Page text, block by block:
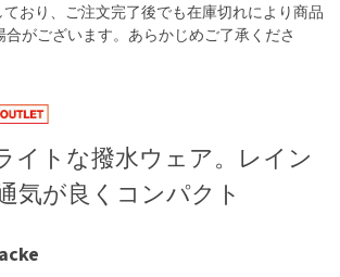
おり、ご注文完了後でも在庫切れにより商品
がございます。あらかじめご了承くださ
イトな撥水ウェア。レイン
気が良くコンパクト